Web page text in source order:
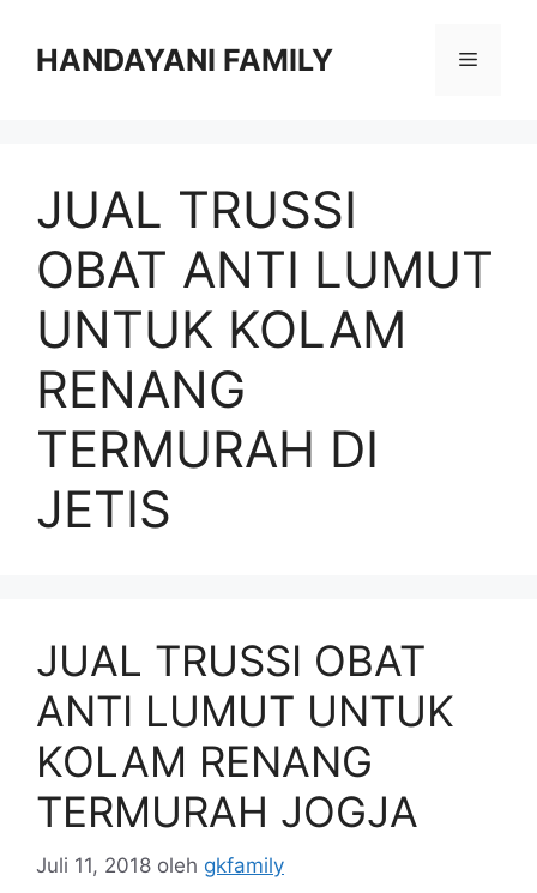
HANDAYANI FAMILY Menu
JUAL TRUSSI
OBAT ANTI LUMUT
UNTUK KOLAM
RENANG
TERMURAH DI
JETIS
JUAL TRUSSI OBAT
ANTI LUMUT UNTUK
KOLAM RENANG
TERMURAH JOGJA
Juli 11, 2018 oleh gkfamily